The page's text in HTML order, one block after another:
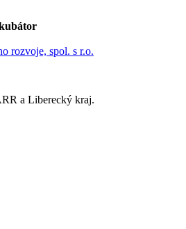
rozvoje, spol. s r.o.
a Liberecký kraj.